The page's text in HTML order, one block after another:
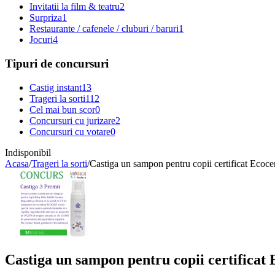
Invitatii la film & teatru2
Surpriza1
Restaurante / cafenele / cluburi / baruri1
Jocuri4
Tipuri de concursuri
Castig instant13
Trageri la sorti112
Cel mai bun scor0
Concursuri cu jurizare2
Concursuri cu votare0
Indisponibil
Acasa/Trageri la sorti/Castiga un sampon pentru copii certificat
Castiga un sampon pentru copii certificat